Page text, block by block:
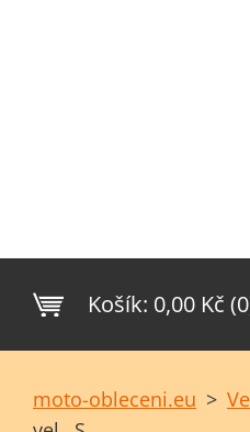
Košík: 0,00 Kč
moto-obleceni.eu >